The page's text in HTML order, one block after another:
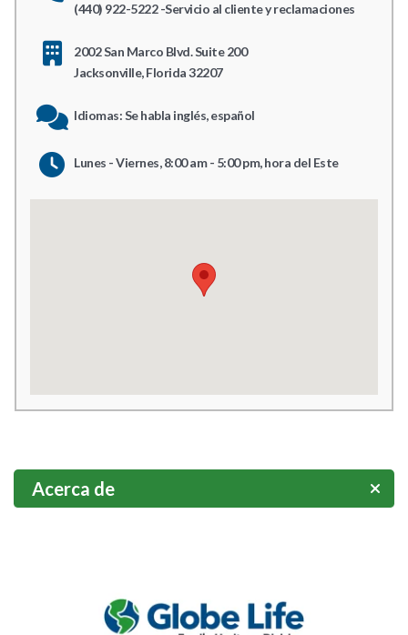
(440) 922-5222 -Servicio al cliente y reclamaciones
2002 San Marco Blvd. Suite 200
Jacksonville, Florida 32207
Idiomas: Se habla inglés, español
Lunes - Viernes, 8:00 am - 5:00 pm, hora del Este
Acerca de